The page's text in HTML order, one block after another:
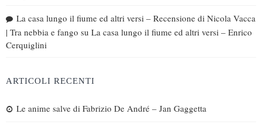
La casa lungo il fiume ed altri versi – Recensione di Nicola Vacca
| Tra nebbia e fango su La casa lungo il fiume ed altri versi – Enrico
Cerquiglini
ARTICOLI RECENTI
Le anime salve di Fabrizio De André – Jan Gaggetta